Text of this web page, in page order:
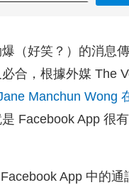
（好笑？）的消息
合，根據外媒 The
Manchun Wong
是 Facebook App 很
App 中的通